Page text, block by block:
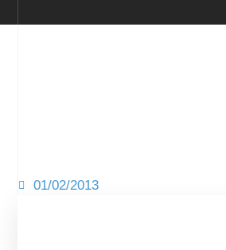
01/02/2013